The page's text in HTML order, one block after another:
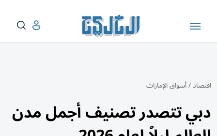
اقتصاد/أسواق الإمارات
دبي تتصدر تصنيف أجمل مدن